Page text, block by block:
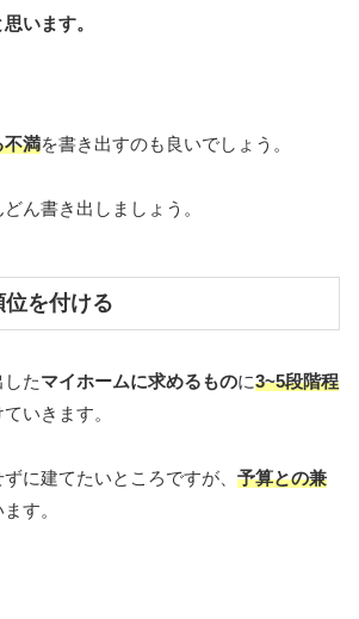
います。
不満を書き出すのも良いでしょう。
ん書き出しましょう。
を付ける
たマイホームに求めるものに3~5段階程
いきます。
に建てたいところですが、 予算との兼
す。